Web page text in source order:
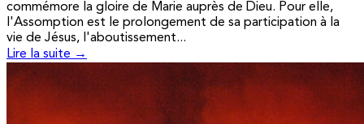
commémore la gloire de Marie auprès de Dieu. Pour elle,
l'Assomption est le prolongement de sa participation à la
vie de Jésus, l'aboutissement...
Lire la suite →